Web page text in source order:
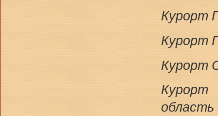
Курорт
Курорт
Курорт
Курорт
область